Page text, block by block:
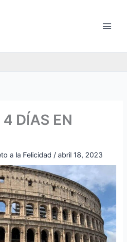
DÍAS EN
a la Felicidad/abril 18, 2023